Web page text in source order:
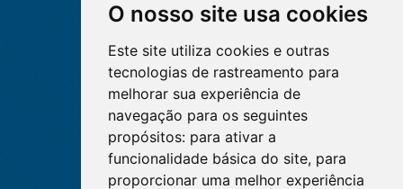
O nosso site usa cookies
Este site utiliza cookies e outras
tecnologias de rastreamento para
melhorar sua experiência de
navegação para os seguintes
propósitos: para ativar a
funcionalidade básica do site, para
proporcionar uma melhor experiência